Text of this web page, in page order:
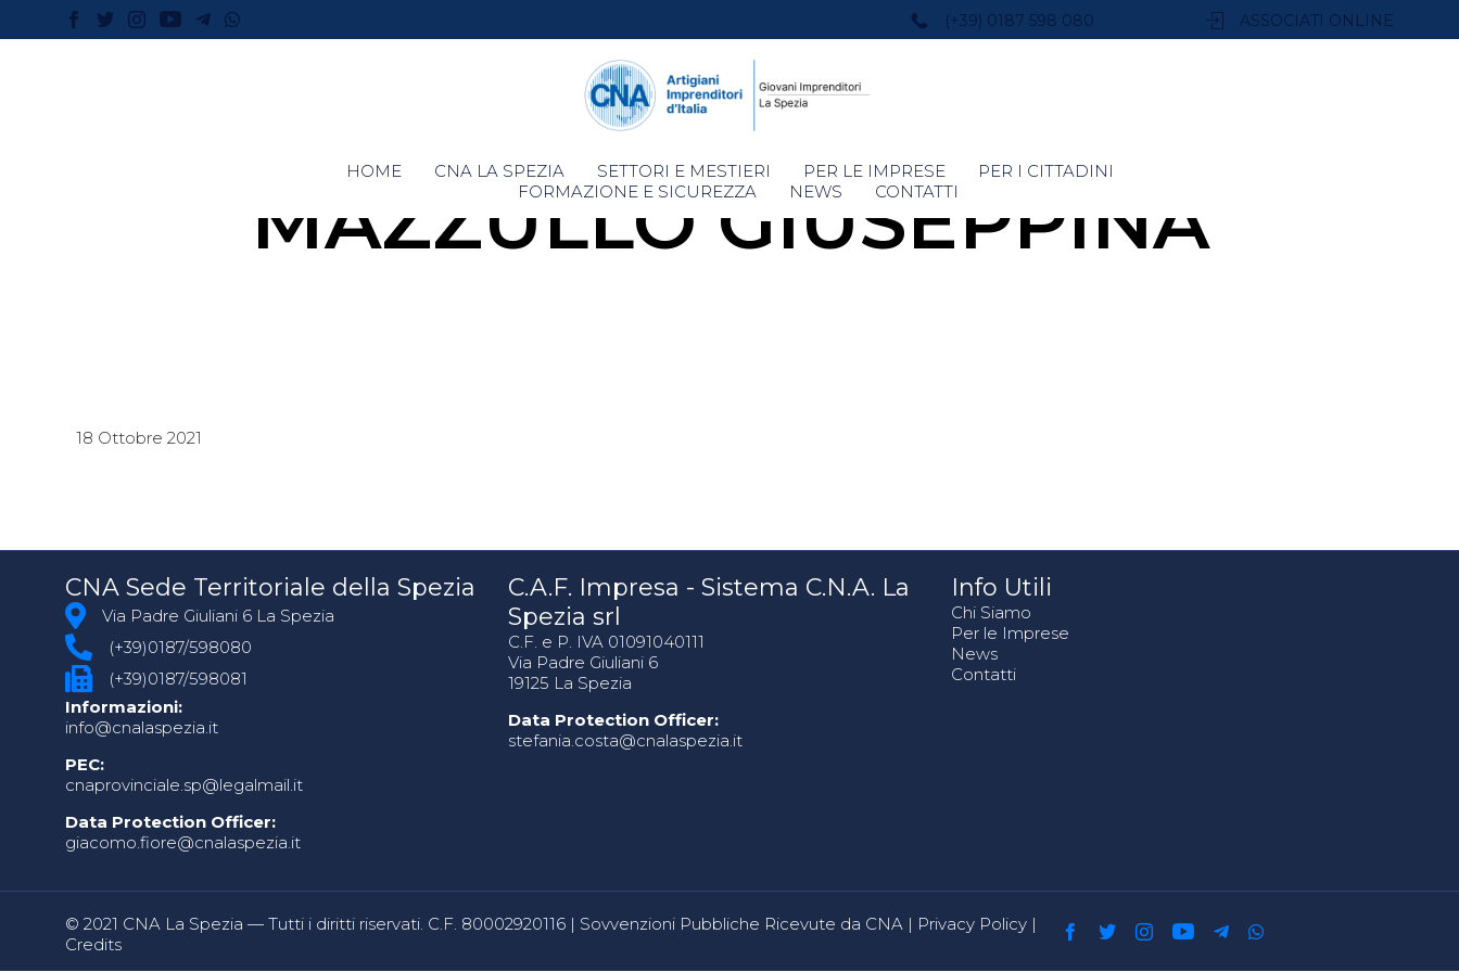
(+39) 0187 598 080 ASSOCIATI ONLINE
Skip
to
HOME CNA LA SPEZIA SETTORI E MESTIERI PER LE IMPRESE
PER I CITTADINI
FORMAZIONE E SICUREZZA
NEWS CONTATTI
MAZZULLO GIUSEPPINA
18 Ottobre 2021
CNA Sede Territoriale della Spezia
Via Padre Giuliani 6 La Spezia
(+39)0187/598080
(+39)0187/598081
Informazioni:
info@cnalaspezia.it
PEC:
cnaprovinciale.sp@legalmail.it
Data Protection Officer:
giacomo.fiore@cnalaspezia.it
C.A.F. Impresa - Sistema C.N.A. La
Spezia srl
C.F. e P. IVA 01091040111
Via Padre Giuliani 6
19125 La Spezia
Data Protection Officer:
stefania.costa@cnalaspezia.it
Info Utili
Chi Siamo
Per le Imprese
News
Contatti
© 2021 CNA La Spezia — Tutti i diritti riservati. C.F. 80002920116 | Sovvenzioni Pubbliche Ricevute da CNA | Privacy Policy |
Credits